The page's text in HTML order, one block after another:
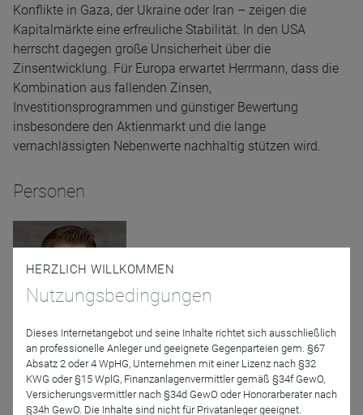
Konflikte in Gaza, der Ukraine oder Iran – zeigen die
Kapitalmärkte eine erfreuliche Stabilität. In den USA
herrscht dagegen große Unsicherheit über die
Zinsentwicklung. Für Europa erwartet Herrmann, dass die
Kombination aus fallenden Zinsen,
Investitionsprogrammen und günstiger Bewertung
insbesondere den Aktienmarkt und die lange
vernachlässigten Nebenwerte nachhaltig stützen wird.
Personen
Markus Herrmann
LOYS AG
HERZLICH WILLKOMMEN
Nutzungsbedingungen
Dieses Internetangebot und seine Inhalte richtet sich ausschließlich
an professionelle Anleger und geeignete Gegenparteien gem. §67
Absatz 2 oder 4 WpHG, Unternehmen mit einer Lizenz nach §32
KWG oder §15 WplG, Finanzanlagenvermittler gemäß §34f GewO,
Versicherungsvermittler nach §34d GewO oder Honorarberater nach
§34h GewO. Die Inhalte sind nicht für Privatanleger geeignet.